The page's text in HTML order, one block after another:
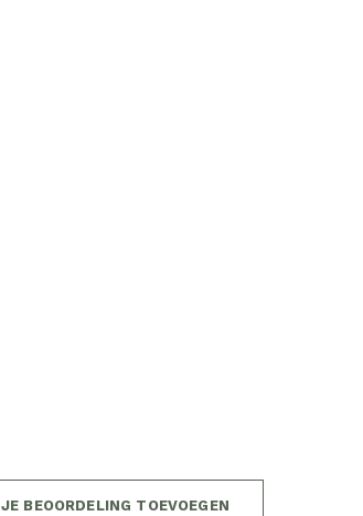
JE BEOORDELING TOEVOEGEN